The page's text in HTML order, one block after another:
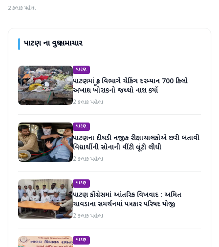
2 કલાક પહેલા
પાટણના વધુ સમાચાર
પાટણ
પાટણમાં ફૂડ વિભાગે ચેકિંગ દરમ્યાન 700 કિલો
અખાદ્ય ખોરાકનો જથ્થો નાશ કર્યો
2 કલાક પહેલા
પાટણ
પાટણના દીઘડી નજીક રીક્ષાચાલકોએ છરી બતાવી
વિદ્યાર્થીની સોનાની વીંટી લૂંટી લીધી
2 કલાક પહેલા
પાટણ
પાટણ કોંગ્રેસમાં આંતરિક વિખવાદ : અમિત
ચાવડાના સમર્થનમાં પત્રકાર પરિષદ યોજી
2 કલાક પહેલા
પાટણ